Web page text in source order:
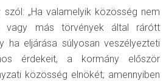
„Ha valamelyik közösség nem
vagy más törvények által rárótt
ha eljárása súlyosan veszélyezteti
érdekeit, a kormány először
közösség elnökét; amennyiben